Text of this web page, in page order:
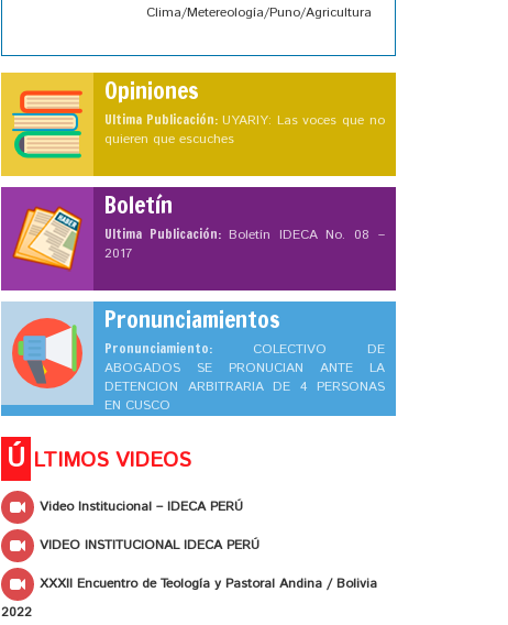
Clima/Metereología/Puno/Agricultura
Opiniones
Ultima Publicación: UYARIY: Las voces que no
quieren que escuches
Boletín
Ultima Publicación: Boletín IDECA No. 08 –
2017
Pronunciamientos
Pronunciamiento: COLECTIVO DE
ABOGADOS SE PRONUCIAN ANTE LA
DETENCION ARBITRARIA DE 4 PERSONAS
EN CUSCO
Ú LTIMOS VIDEOS
Video Institucional – IDECA PERÚ
VIDEO INSTITUCIONAL IDECA PERÚ
XXXII Encuentro de Teología y Pastoral Andina / Bolivia
2022